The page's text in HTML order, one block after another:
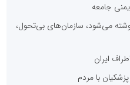
جامعه
می‌شود، سازمان‌های بی‌تحول،
ایران
با مردم